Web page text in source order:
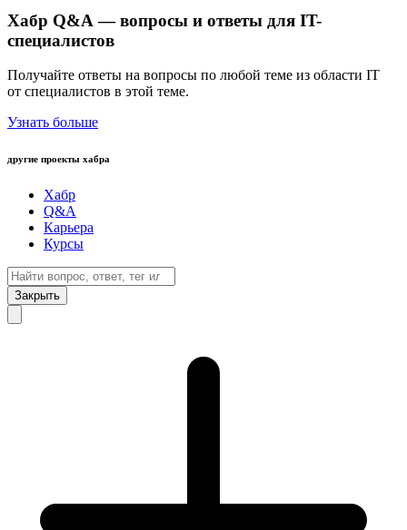
Хабр Q&A — вопросы и ответы для IT-
специалистов
Получайте ответы на вопросы по любой теме из области IT
от специалистов в этой теме.
Узнать больше
другие проекты хабра
Хабр
Q&A
Карьера
Курсы
Закрыть